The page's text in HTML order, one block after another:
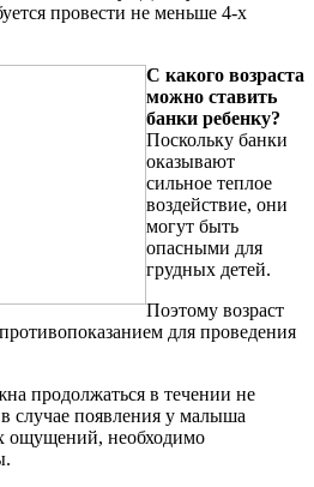
провести не меньше 4-х
С какого возраста
можно ставить
банки ребенку?
Поскольку банки
оказывают
сильное теплое
воздействие, они
могут быть
опасными для
грудных детей.
Поэтому возраст
для проведения
продолжаться в течении не
случае появления у малыша
ощущений, необходимо